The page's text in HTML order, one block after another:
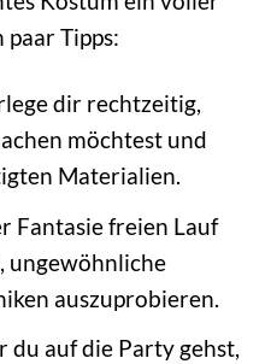
Tipps:
dir rechtzeitig,
möchtest und
Materialien.
Fantasie freien Lauf
ungewöhnliche
auszuprobieren.
du auf die Party gehst,